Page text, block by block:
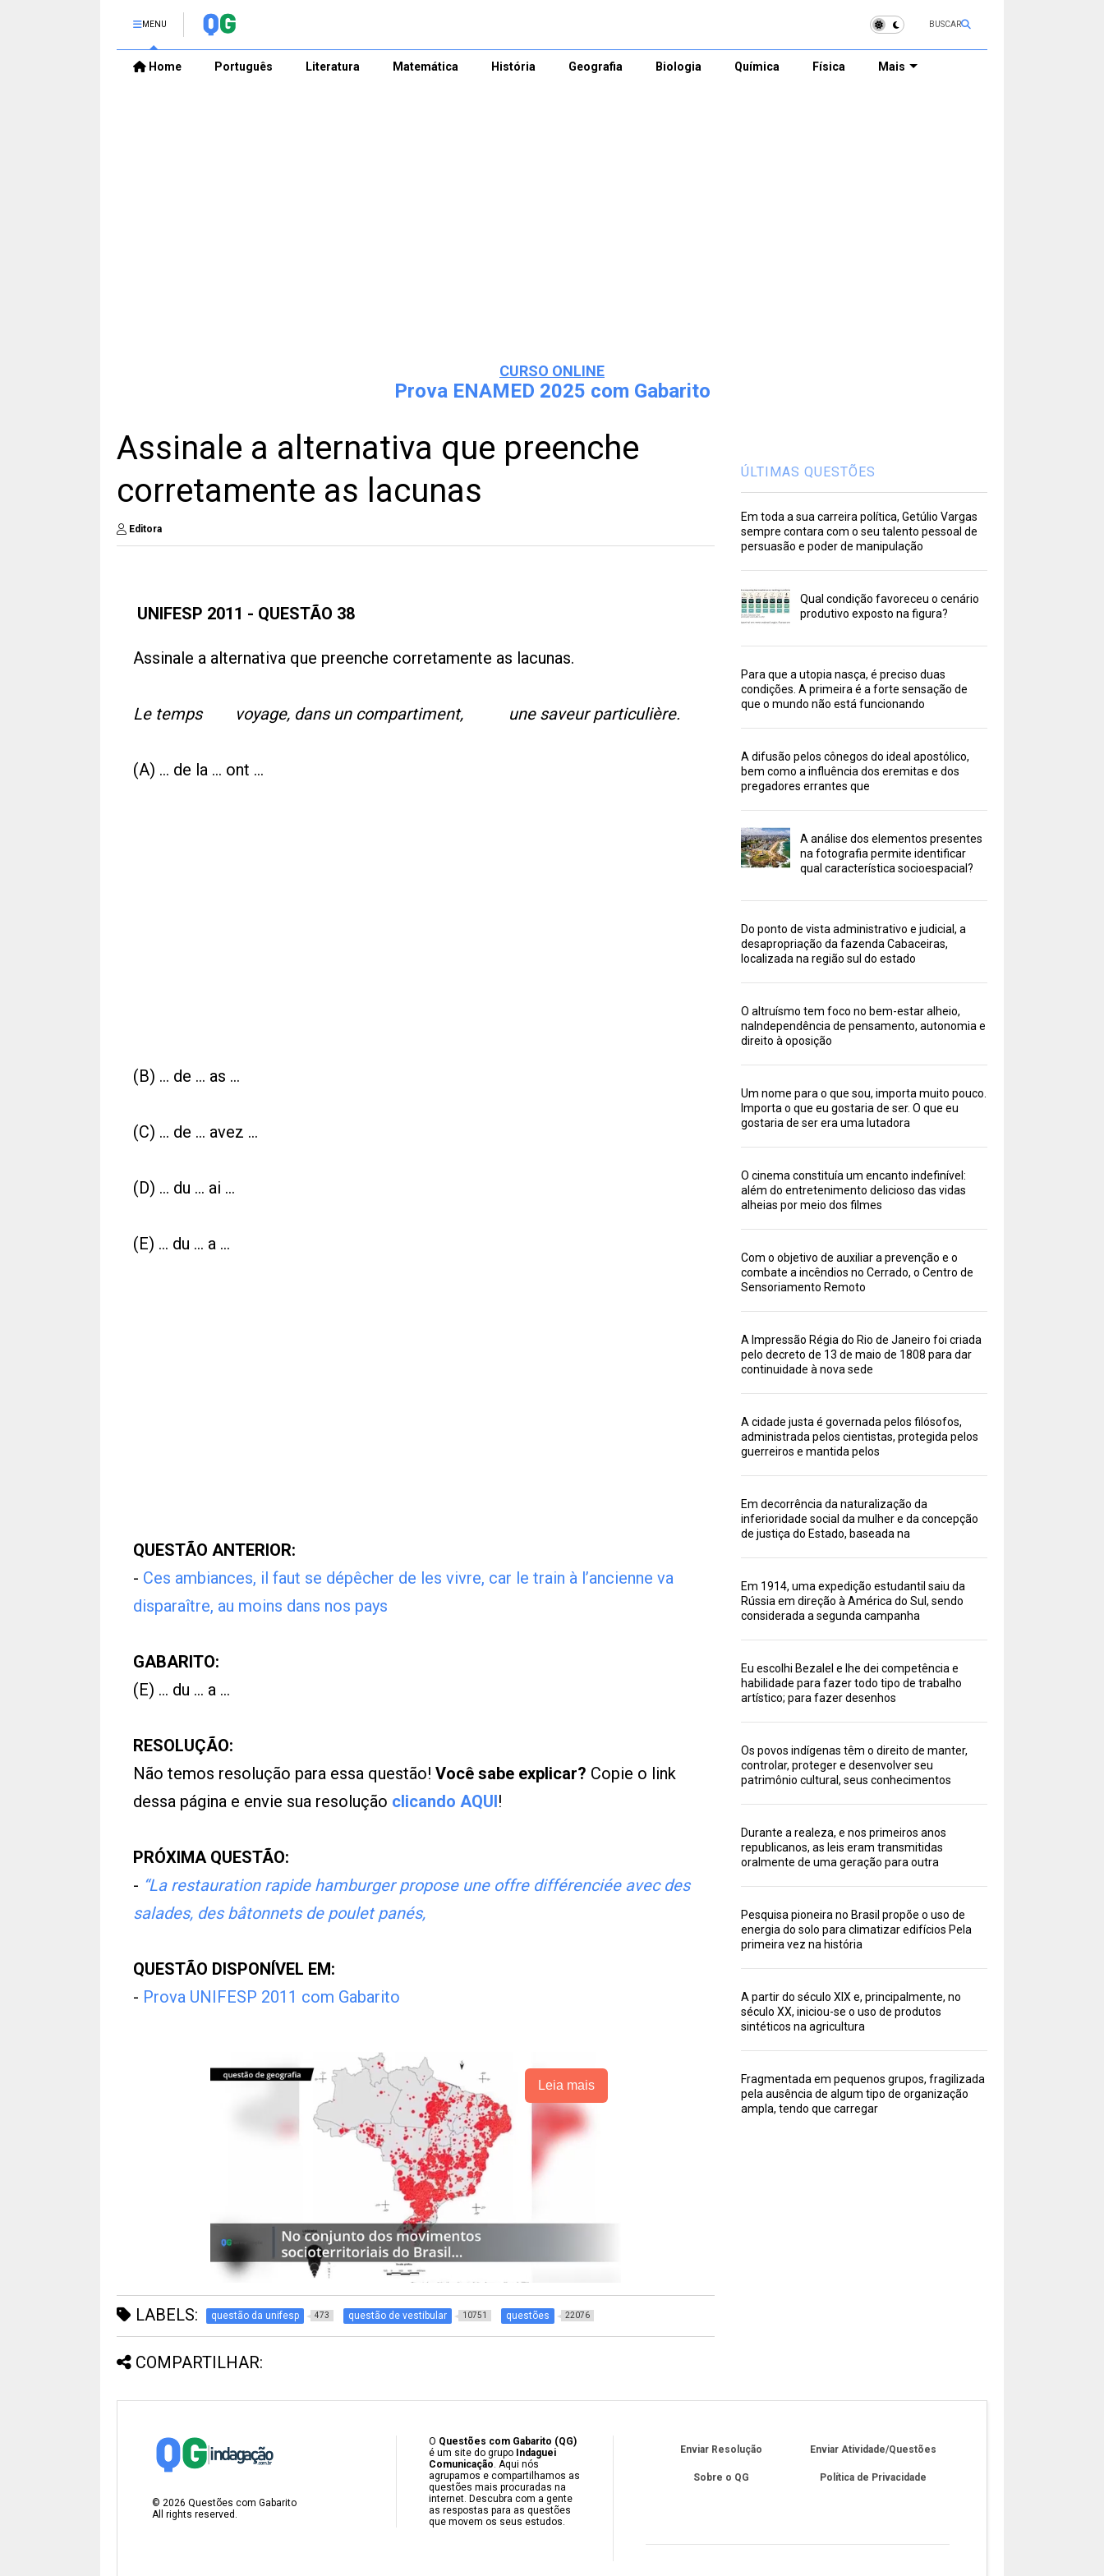
MENU BUSCAR
Home Português Literatura Matemática História Geografia Biologia Química Física Mais
CURSO ONLINE
Prova ENAMED 2025 com Gabarito
Assinale a alternativa que preenche
corretamente as lacunas
Editora
UNIFESP 2011 - QUESTÃO 38
Assinale a alternativa que preenche corretamente as lacunas.
Le temps voyage, dans un compartiment, une saveur particulière.
(A) ... de la ... ont ...
(B) ... de ... as ...
(C) ... de ... avez ...
(D) ... du ... ai ...
(E) ... du ... a ...
QUESTÃO ANTERIOR:
- Ces ambiances, il faut se dépêcher de les vivre, car le train à l’ancienne va
disparaître, au moins dans nos pays
GABARITO:
(E) ... du ... a ...
RESOLUÇÃO:
Não temos resolução para essa questão! Você sabe explicar? Copie o link
dessa página e envie sua resolução clicando AQUI!
PRÓXIMA QUESTÃO:
- “La restauration rapide hamburger propose une offre différenciée avec des
salades, des bâtonnets de poulet panés,
QUESTÃO DISPONÍVEL EM:
- Prova UNIFESP 2011 com Gabarito
Leia mais
LABELS: questão da unifesp 473 questão de vestibular 10751 questões 22076
COMPARTILHAR:
ÚLTIMAS QUESTÕES
Em toda a sua carreira política, Getúlio Vargas
sempre contara com o seu talento pessoal de
persuasão e poder de manipulação
Qual condição favoreceu o cenário
produtivo exposto na figura?
Para que a utopia nasça, é preciso duas
condições. A primeira é a forte sensação de
que o mundo não está funcionando
A difusão pelos cônegos do ideal apostólico,
bem como a influência dos eremitas e dos
pregadores errantes que
A análise dos elementos presentes
na fotografia permite identificar
qual característica socioespacial?
Do ponto de vista administrativo e judicial, a
desapropriação da fazenda Cabaceiras,
localizada na região sul do estado
O altruísmo tem foco no bem-estar alheio,
naIndependência de pensamento, autonomia e
direito à oposição
Um nome para o que sou, importa muito pouco.
Importa o que eu gostaria de ser. O que eu
gostaria de ser era uma lutadora
O cinema constituía um encanto indefinível:
além do entretenimento delicioso das vidas
alheias por meio dos filmes
Com o objetivo de auxiliar a prevenção e o
combate a incêndios no Cerrado, o Centro de
Sensoriamento Remoto
A Impressão Régia do Rio de Janeiro foi criada
pelo decreto de 13 de maio de 1808 para dar
continuidade à nova sede
A cidade justa é governada pelos filósofos,
administrada pelos cientistas, protegida pelos
guerreiros e mantida pelos
Em decorrência da naturalização da
inferioridade social da mulher e da concepção
de justiça do Estado, baseada na
Em 1914, uma expedição estudantil saiu da
Rússia em direção à América do Sul, sendo
considerada a segunda campanha
Eu escolhi Bezalel e lhe dei competência e
habilidade para fazer todo tipo de trabalho
artístico; para fazer desenhos
Os povos indígenas têm o direito de manter,
controlar, proteger e desenvolver seu
patrimônio cultural, seus conhecimentos
Durante a realeza, e nos primeiros anos
republicanos, as leis eram transmitidas
oralmente de uma geração para outra
Pesquisa pioneira no Brasil propõe o uso de
energia do solo para climatizar edifícios Pela
primeira vez na história
A partir do século XIX e, principalmente, no
século XX, iniciou-se o uso de produtos
sintéticos na agricultura
Fragmentada em pequenos grupos, fragilizada
pela ausência de algum tipo de organização
ampla, tendo que carregar
©2026 Questões com Gabarito
All rights reserved.
O Questões com Gabarito (QG)
é um site do grupo Indaguei
Comunicação. Aqui nós
agrupamos e compartilhamos as
questões mais procuradas na
internet. Descubra com a gente
as respostas para as questões
que movem os seus estudos.
Enviar Resolução Enviar Atividade/Questões
Sobre o QG Política de Privacidade